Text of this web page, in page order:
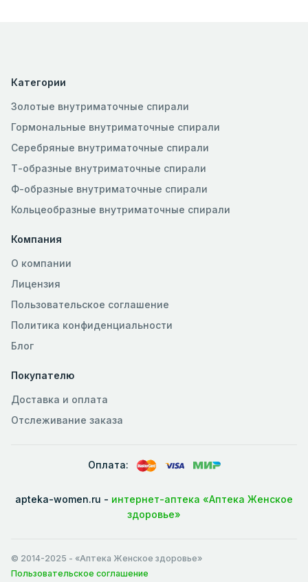
Категории
Золотые внутриматочные спирали
Гормональные внутриматочные спирали
Серебряные внутриматочные спирали
Т-образные внутриматочные спирали
Ф-образные внутриматочные спирали
Кольцеобразные внутриматочные спирали
Компания
О компании
Лицензия
Пользовательское соглашение
Политика конфиденциальности
Блог
Покупателю
Доставка и оплата
Отслеживание заказа
Оплата:
apteka-women.ru - интернет-аптека «Аптека Женское
здоровье»
© 2014-2025 - «Аптека Женское здоровье»
Пользовательское соглашение